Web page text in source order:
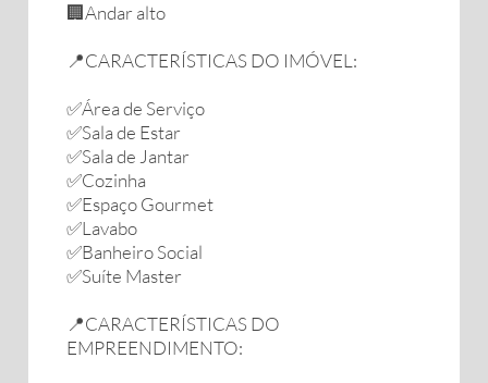
🏢Andar alto
📍CARACTERÍSTICAS DO IMÓVEL:
✅Área de Serviço
✅Sala de Estar
✅Sala de Jantar
✅Cozinha
✅Espaço Gourmet
✅Lavabo
✅Banheiro Social
✅Suíte Master
📍CARACTERÍSTICAS DO
EMPREENDIMENTO: